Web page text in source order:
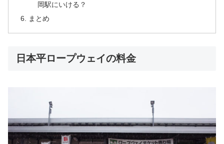
岡駅にいける？
まとめ
日本平ロープウェイの料金